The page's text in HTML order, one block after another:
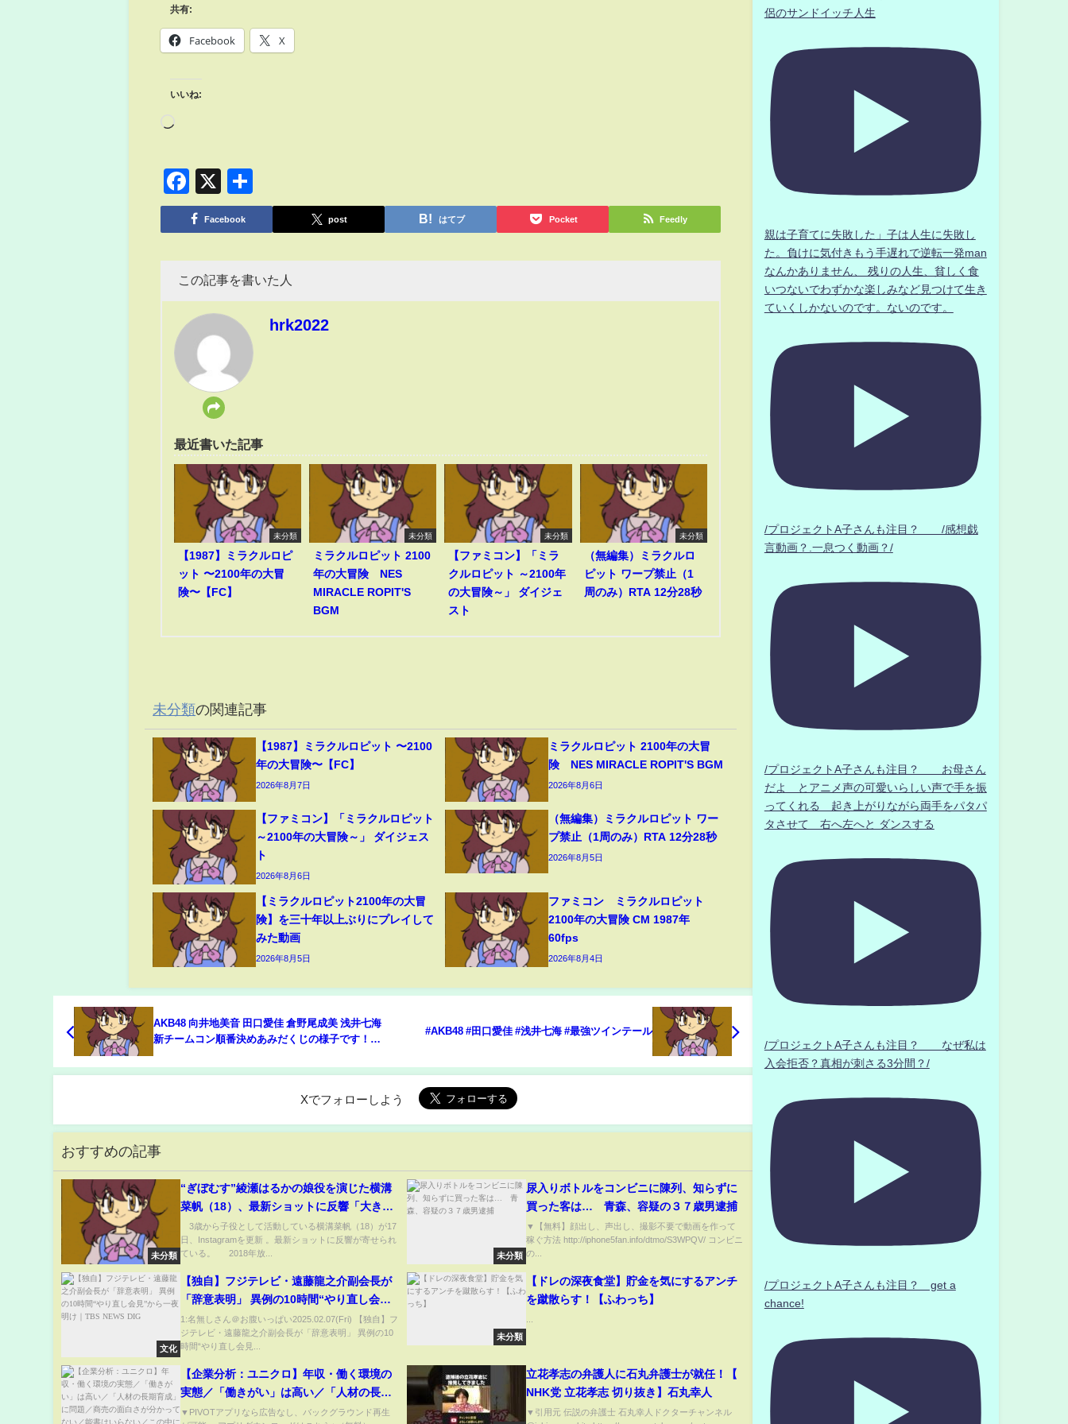
共有:
Facebook X
いいね:
Facebook
X
有
Facebook post はてブ Pocket Feedly
この記事を書いた人
hrk2022
最近書いた記事
未分類
【1987】ミラクルロピ
ット 〜2100年の大冒
険〜【FC】
未分類
ミラクルロピット 2100
年の大冒険 NES
MIRACLE ROPIT'S
BGM
未分類
【ファミコン】「ミラ
クルロピット ～2100年
の大冒険～」 ダイジェ
スト
未分類
（無編集）ミラクルロ
ピット ワープ禁止（1
周のみ）RTA 12分28秒
未分類の関連記事
【1987】ミラクルロピット 〜2100
年の大冒険〜【FC】
2026年8月7日
ミラクルロピット 2100年の大冒
険 NES MIRACLE ROPIT'S BGM
2026年8月6日
【ファミコン】「ミラクルロピット
～2100年の大冒険～」 ダイジェス
ト
2026年8月6日
（無編集）ミラクルロピット ワー
プ禁止（1周のみ）RTA 12分28秒
2026年8月5日
【ミラクルロピット2100年の大冒
険】を三十年以上ぶりにプレイして
みた動画
2026年8月5日
ファミコン ミラクルロピット
2100年の大冒険 CM 1987年
60fps
2026年8月4日
AKB48 向井地美音 田口愛佳 倉野尾成美 浅井七海
新チームコン順番決めあみだくじの様子です！武
#AKB48 #田口愛佳 #浅井七海 #最強ツインテール
Xでフォローしよう
おすすめの記事
未分類
“ぎぼむす”綾瀬はるかの娘役を演じた横溝
菜帆（18）、最新ショットに反響「大きく
なったね」「すごくお姉さんになってる」
(ABEMA TIMES)
3歳から子役として活動している横溝菜帆（18）が17
日、Instagramを更新 。最新ショットに反響が寄せられ
ている。 2018年放...
未分類
尿入りボトルをコンビニに陳列、知らずに
買った客は… 青森、容疑の３７歳男逮捕
▼【無料】顔出し、声出し、撮影不要で動画を作って
稼ぐ方法 http://iphone5fan.info/dtmo/S3WPQV/ コンビニ
の...
文化
【独自】フジテレビ・遠藤龍之介副会長が
「辞意表明」 異例の10時間“やり直し会
見”から一夜明け｜TBS NEWS DIG
1:名無しさん＠お腹いっぱい2025.02.07(Fri) 【独自】フ
ジテレビ・遠藤龍之介副会長が「辞意表明」 異例の10
時間“やり直し会見...
未分類
【ドレの深夜食堂】貯金を気にするアンチ
を蹴散らす！【ふわっち】
【企業分析：ユニクロ】年収・働く環境の
実態／「働きがい」は高い／「人材の長期
育成」に問題／商売の面白さが分かってな
▼PIVOTアプリなら広告なし、バックグラウンド再生
立花孝志の弁護人に石丸弁護士が就任！【
NHK党 立花孝志 切り抜き】石丸幸人
▼引用元 伝説の弁護士 石丸幸人ドクターチャンネル
侶のサンドイッチ人生
親は子育てに失敗した」子は人生に失敗し
た。負けに気付きもう手遅れで逆転一発man
なんかありません、 残りの人生、貧しく食
いつないでわずかな楽しみなど見つけて生き
ていくしかないのです。ないのです。
/プロジェクトA子さんも注目？ /感想戯
言動画？.一息つく動画？/
/プロジェクトA子さんも注目？ お母さん
だよ とアニメ声の可愛いらしい声で手を振
ってくれる 起き上がりながら両手をパタパ
タさせて 右へ左へと ダンスする
/プロジェクトA子さんも注目？ なぜ私は
入会拒否？真相が刺さる3分間？/
/プロジェクトA子さんも注目？ get a
chance!